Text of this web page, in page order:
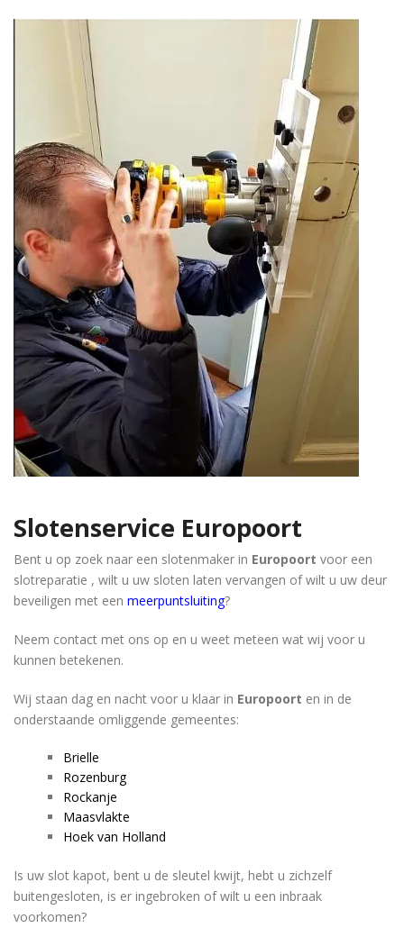
Slotenservice Europoort
Bent u op zoek naar een slotenmaker in Europoort voor een
slotreparatie , wilt u uw sloten laten vervangen of wilt u uw deur
beveiligen met een meerpuntsluiting?
Neem contact met ons op en u weet meteen wat wij voor u
kunnen betekenen.
Wij staan dag en nacht voor u klaar in Europoort en in de
onderstaande omliggende gemeentes:
Brielle
Rozenburg
Rockanje
Maasvlakte
Hoek van Holland
Is uw slot kapot, bent u de sleutel kwijt, hebt u zichzelf
buitengesloten, is er ingebroken of wilt u een inbraak
voorkomen?